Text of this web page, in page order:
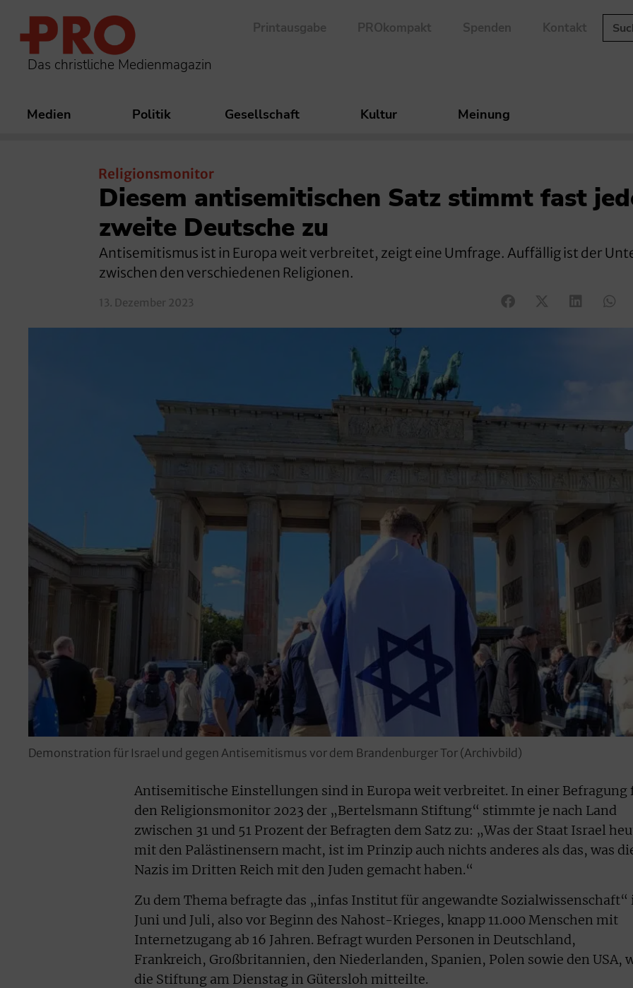
Das christliche Medienmagazin
Printausgabe PROkompakt Spenden Kontakt
Medien Politik Gesellschaft Kultur Meinung
Religionsmonitor
Diesem antisemitischen Satz stimmt fast
zweite Deutsche zu
Antisemitismus ist in Europa weit verbreitet, zeigt eine Umfrage. Auffällig ist der
zwischen den verschiedenen Religionen.
13. Dezember 2023
Demonstration für Israel und gegen Antisemitismus vor dem Brandenburger Tor (Archivbild)
Antisemitische Einstellungen sind in Europa weit verbreitet. In einer Befragung
den Religionsmonitor 2023 der „Bertelsmann Stiftung“ stimmte je nach Land
zwischen 31 und 51 Prozent der Befragten dem Satz zu: „Was der Staat Israel
mit den Palästinensern macht, ist im Prinzip auch nichts anderes als das, was
Nazis im Dritten Reich mit den Juden gemacht haben.“
Zu dem Thema befragte das „infas Institut für angewandte Sozialwissenschaft“
Juni und Juli, also vor Beginn des Nahost-Krieges, knapp 11.000 Menschen mit
Internetzugang ab 16 Jahren. Befragt wurden Personen in Deutschland,
Frankreich, Großbritannien, den Niederlanden, Spanien, Polen sowie den USA,
die Stiftung am Dienstag in Gütersloh mitteilte.